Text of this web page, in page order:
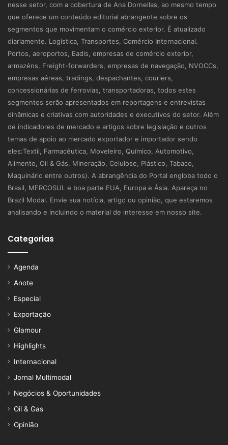
nesse setor, com a cobertura de Ana Dornellas, ao mesmo tempo
que oferece um conteúdo editorial abrangente sobre os
segmentos que movimentam o comércio exterior. É atualizado
diariamente. Logística, Transportes, Comércio Internacional.
Portos, aeroportos, Eadis, empresas de comércio exterior,
armazéns, Freight-forwarders, empresas de navegação, NVOCCs,
empresas aéreas, tradings, despachantes, couriers,
concessionárias de ferrovias, transportadoras, todos estes
segmentos serão apresentados em reportagens e entrevistas
dinâmicas e criativas com autoridades e executivos do setor. Além
de indicadores de mercado e artigos sobre legislação e outros
temas de apoio ao mercado exportador e importador sendo
eles:Textil, Farmacêutica, Moveleiro, Químico, Automotivo,
Alimento, Oil & Gás, Mineração, Celulose, Plástico, Tabaco,
Maquinário entre outros). A abrangência do Portal engloba todo o
Brasil, MERCOSUL e boa parte EUA, Europa e Ásia. Apareça no
Brazil Modal. Envie sua notícia, artigo ou opinião, que estaremos
analisando e incluindo o material de interesse em nosso site.
Categorias
Agenda
Anote
Especial
Exportação
Glamour
Highlights
Internacional
Jornal Multimodal
Negócios & Oportunidades
Oil & Gas
Opinião